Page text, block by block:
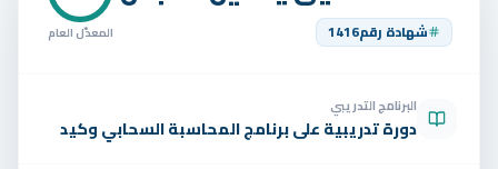
الوظائف
شهادة رقم1416 المعدّل العام
البرنامج التدريبي
دورة تدريبية على برنامج المحاسبة السحابي وكيد